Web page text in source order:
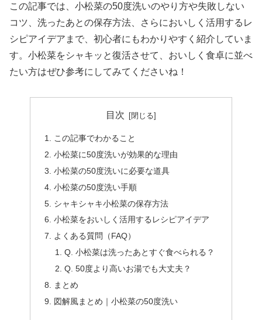
この記事では、小松菜の50度洗いのやり方や失敗しない
コツ、洗ったあとの保存方法、さらにおいしく活用するレ
シピアイデアまで、初心者にもわかりやすく紹介していま
す。小松菜をシャキッと復活させて、おいしく食卓に並べ
たい方はぜひ参考にしてみてくださいね！
目次
この記事でわかること
小松菜に50度洗いが効果的な理由
小松菜の50度洗いに必要な道具
小松菜の50度洗い手順
シャキシャキ小松菜の保存方法
小松菜をおいしく活用するレシピアイデア
よくある質問（FAQ）
Q. 小松菜は洗ったあとすぐ食べられる？
Q. 50度より高いお湯でも大丈夫？
まとめ
図解風まとめ｜小松菜の50度洗い